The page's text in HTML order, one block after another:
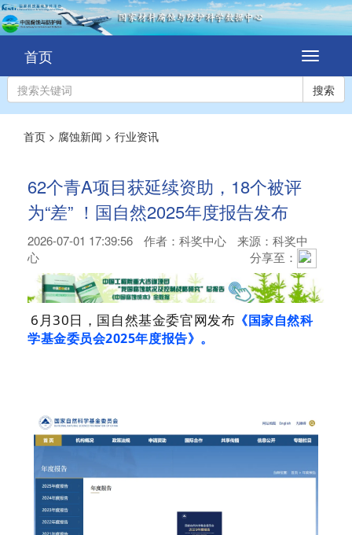
切
换
导
航
首页
搜索
首页 > 腐蚀新闻 > 行业资讯
62个青A项目获延续资助，18个被评
为“差” ！国自然2025年度报告发布
2026-07-01 17:39:56 作者： 科奖中心
来源：科奖中
心
分享至：
6月30日，国自然基金委官网发布 《国家自然科
学基金委员会2025年度报告》。